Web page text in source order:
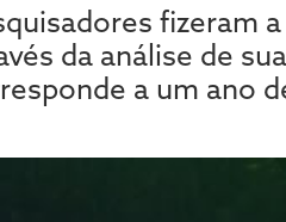
fizeram
da análise de
a um ano